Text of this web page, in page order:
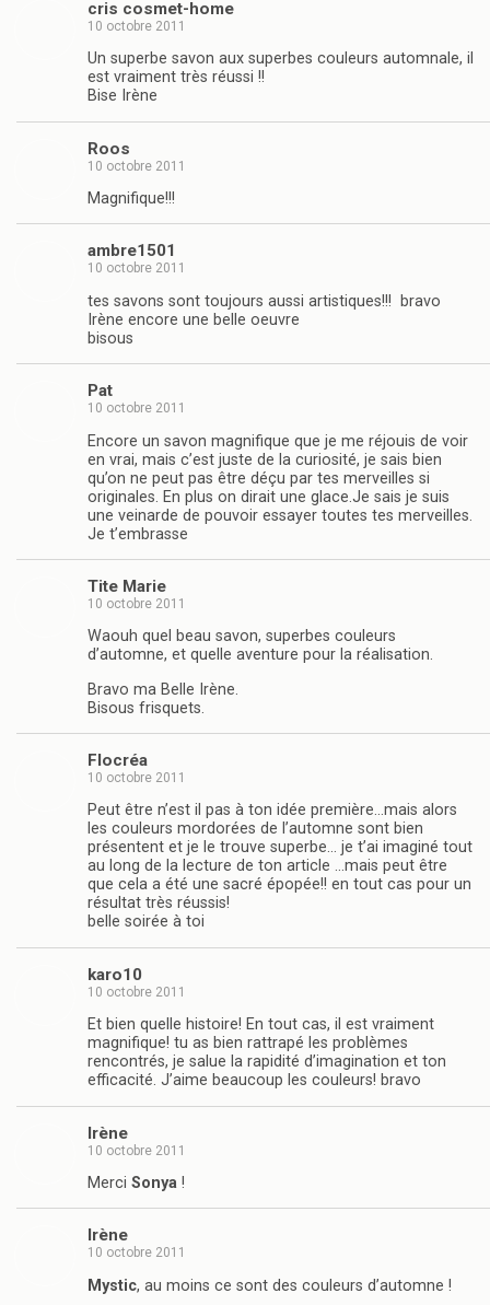
cris cosmet-home
10 octobre 2011
Un superbe savon aux superbes couleurs automnale, il
est vraiment très réussi !!
Bise Irène
Roos
10 octobre 2011
Magnifique!!!
ambre1501
10 octobre 2011
tes savons sont toujours aussi artistiques!!! bravo
Irène encore une belle oeuvre
bisous
Pat
10 octobre 2011
Encore un savon magnifique que je me réjouis de voir
en vrai, mais c’est juste de la curiosité, je sais bien
qu’on ne peut pas être déçu par tes merveilles si
originales. En plus on dirait une glace.Je sais je suis
une veinarde de pouvoir essayer toutes tes merveilles.
Je t’embrasse
Tite Marie
10 octobre 2011
Waouh quel beau savon, superbes couleurs
d’automne, et quelle aventure pour la réalisation.
Bravo ma Belle Irène.
Bisous frisquets.
Flocréa
10 octobre 2011
Peut être n’est il pas à ton idée première…mais alors
les couleurs mordorées de l’automne sont bien
présentent et je le trouve superbe… je t’ai imaginé tout
au long de la lecture de ton article …mais peut être
que cela a été une sacré épopée!! en tout cas pour un
résultat très réussis!
belle soirée à toi
karo10
10 octobre 2011
Et bien quelle histoire! En tout cas, il est vraiment
magnifique! tu as bien rattrapé les problèmes
rencontrés, je salue la rapidité d’imagination et ton
efficacité. J’aime beaucoup les couleurs! bravo
Irène
10 octobre 2011
Merci Sonya !
Irène
10 octobre 2011
Mystic, au moins ce sont des couleurs d’automne !